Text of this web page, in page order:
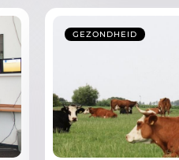
GEZONDHEID